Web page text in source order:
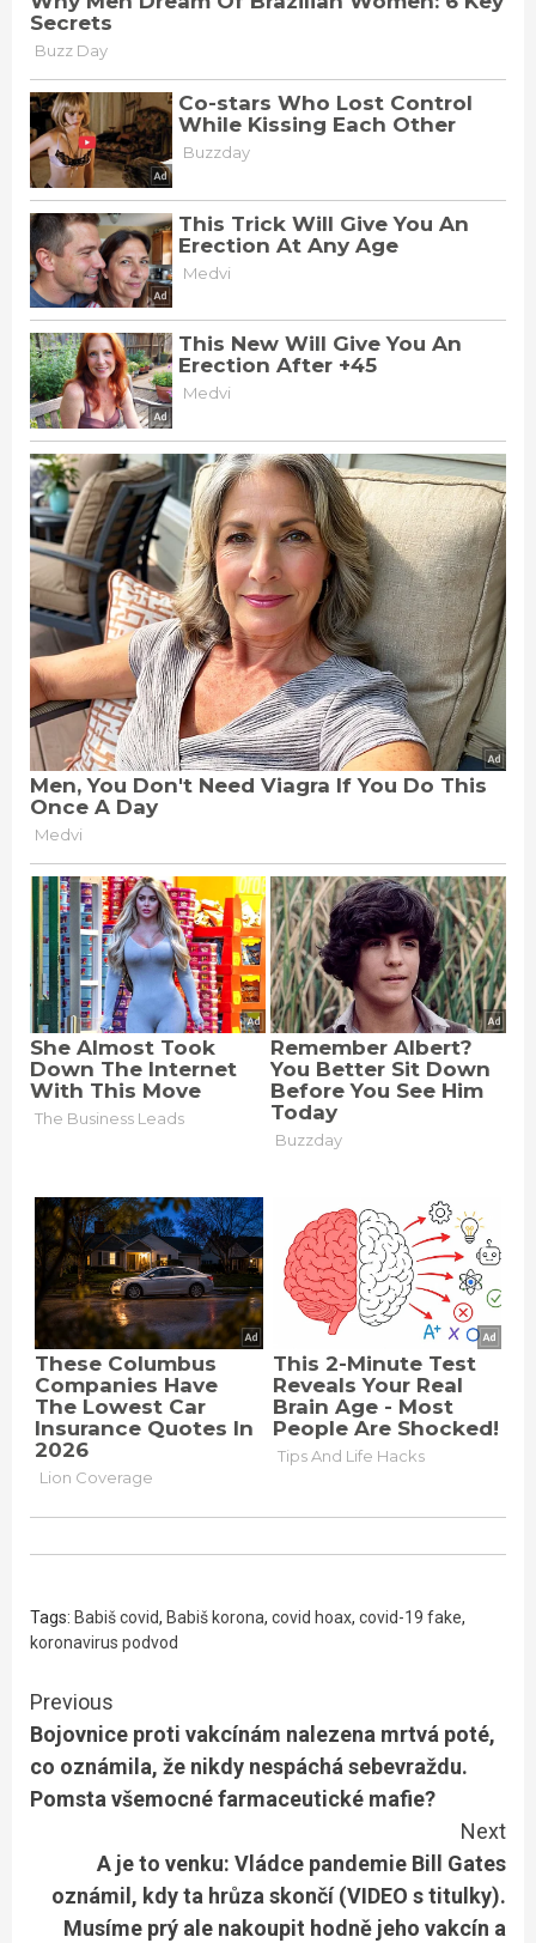
Tags: Babiš covid, Babiš korona, covid hoax, covid-19 fake,
koronavirus podvod
Continue
Reading
Previous
Bojovnice proti vakcínám nalezena mrtvá poté,
co oznámila, že nikdy nespáchá sebevraždu.
Pomsta všemocné farmaceutické mafie?
Next
A je to venku: Vládce pandemie Bill Gates
oznámil, kdy ta hrůza skončí (VIDEO s titulky).
Musíme prý ale nakoupit hodně jeho vakcín a